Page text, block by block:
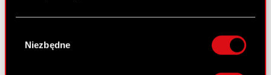
Gromadzić dane dotyczące Twojej
lokalizacji geograficznej z dokładnością nawet
zgody
Niezbędne
Czytaj
dalej